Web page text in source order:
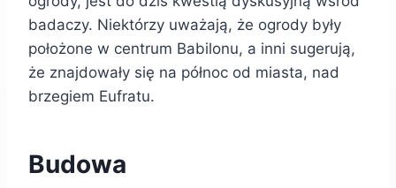
badaczy. Niektórzy uważają, że ogrody były
położone w centrum Babilonu, a inni sugerują,
że znajdowały się na północ od miasta, nad
brzegiem Eufratu.
Budowa